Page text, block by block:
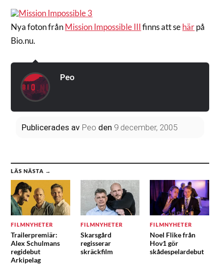
Nya foton frånMission Impossible IIIfinns att sehärpå
Bio.nu.
Peo
Publicerades av Peo den 9 december, 2005
LÄS NÄSTA →
FILMNYHETER
Trailerpremiär:
Alex Schulmans
regidebut
Arkipelag
FILMNYHETER
Skarsgård
regisserar
skräckfilm
FILMNYHETER
Noel Flike från
Hov1 gör
skådespelardebut